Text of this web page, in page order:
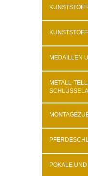
MEDAILLEN
METALL-
POKALE